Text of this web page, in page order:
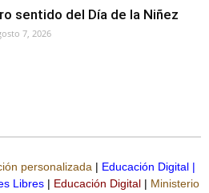
sentido del Día de la Niñez
7, 2026
personalizada | Educación Digital |
Libres | Educación Digital | Ministerio